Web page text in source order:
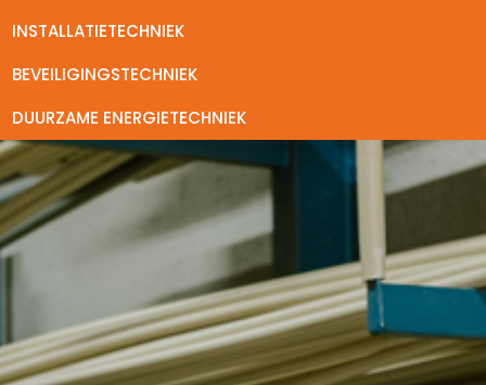
INSTALLATIETECHNIEK
BEVEILIGINGSTECHNIEK
DUURZAME ENERGIETECHNIEK